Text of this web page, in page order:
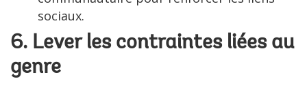
sociaux.
6. Lever les contraintes liées au
genre